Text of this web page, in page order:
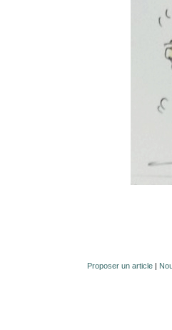
Proposer un article |